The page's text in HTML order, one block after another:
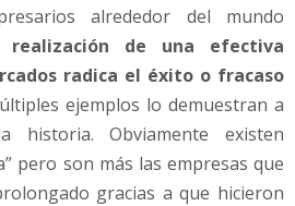
alrededor del mundo
de una efectiva
radica el éxito o fracaso
ejemplos lo demuestran a
Obviamente existen
pero son más las empresas que
gracias a que hicieron